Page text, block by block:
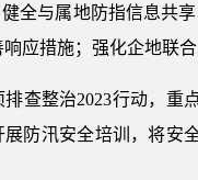
全与属地防指信息共
应措施；强化企地联合
整治2023行动，重
防汛安全培训，将安